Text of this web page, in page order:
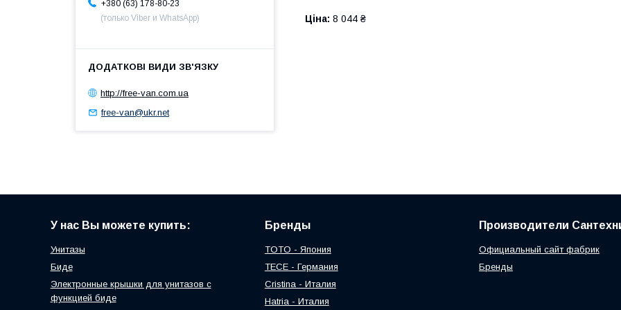
Ціна: 8 044 ₴
+380 (63) 178-80-23
(только Viber и WhatsApp)
http://free-van.com.ua
free-van@ukr.net
У нас Вы можете купить:
Унитазы
Биде
Электронные крышки для унитазов с
функцией биде
Бренды
TOTO - Япония
TECE - Германия
Cristina - Италия
Hatria - Италия
Производители
Официальный сайт фабрик
Бренды